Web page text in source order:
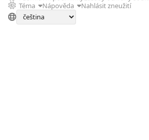
Téma
Nápověda Nahlásit zneužití